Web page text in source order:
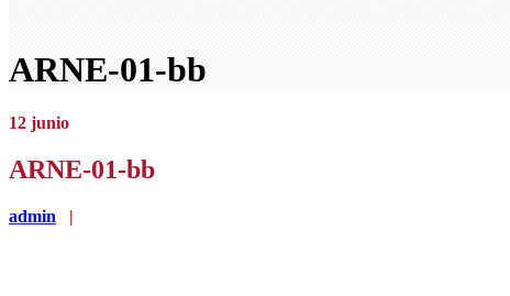
ARNE-01-bb
12 junio
ARNE-01-bb
admin |